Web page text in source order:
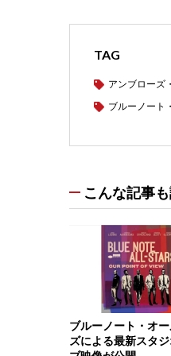
TAG
アンブローズ
ブルーノート
こんな記事
ブルーノート・オ
ズによる最新スタ